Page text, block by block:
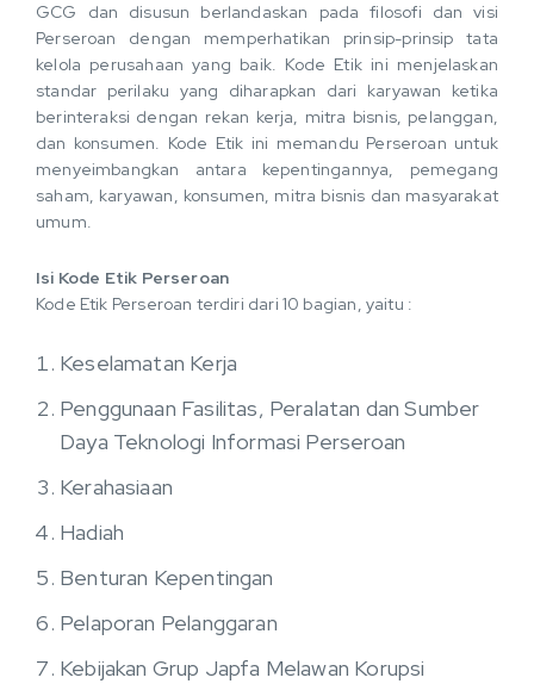
GCG dan disusun berlandaskan pada filosofi dan visi
Perseroan dengan memperhatikan prinsip-prinsip tata
kelola perusahaan yang baik. Kode Etik ini menjelaskan
standar perilaku yang diharapkan dari karyawan ketika
berinteraksi dengan rekan kerja, mitra bisnis, pelanggan,
dan konsumen. Kode Etik ini memandu Perseroan untuk
menyeimbangkan antara kepentingannya, pemegang
saham, karyawan, konsumen, mitra bisnis dan masyarakat
umum.
Isi Kode Etik Perseroan
Kode Etik Perseroan terdiri dari 10 bagian, yaitu :
Keselamatan Kerja
Penggunaan Fasilitas, Peralatan dan Sumber
Daya Teknologi Informasi Perseroan
Kerahasiaan
Hadiah
Benturan Kepentingan
Pelaporan Pelanggaran
Kebijakan Grup Japfa Melawan Korupsi